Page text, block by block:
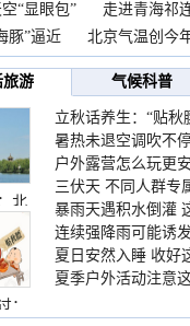
“显眼包”
走进青海祁
豚”逼近
北京气温创今
旅游
气候科普
北
：
立秋话养生：“贴秋
着急 先清暑再防燥
暑热未退空调吹不
护住肩颈不酸痛
户外露营怎么玩更安
这份攻略请收好
三伏天 不同人群专
要点请收好
暴雨天遇积水倒灌
险提示请收好
连续强降雨可能诱
灾害 这些前兆要知
夏日安然入睡 收好
温小贴士
夏季户外活动注意